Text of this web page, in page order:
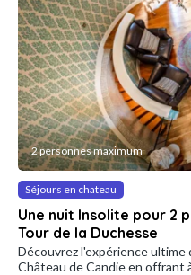
2 personnes maximum
Séjours en chateau
Une nuit Insolite pour 2
Tour de la Duchesse
Découvrez l'expérience ultime
Château de Candie en offrant